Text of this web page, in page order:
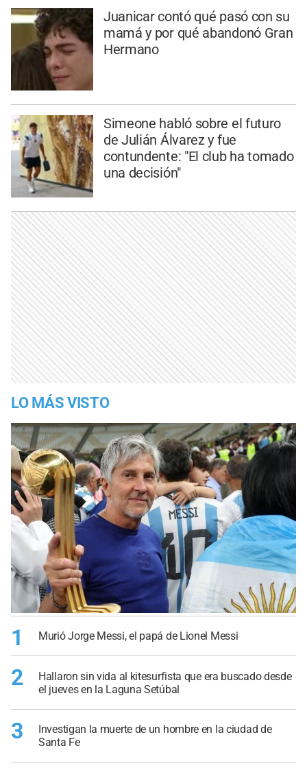
Juanicar contó qué pasó con su
mamá y por qué abandonó Gran
Hermano
Simeone habló sobre el futuro
de Julián Álvarez y fue
contundente: "El club ha tomado
una decisión"
LO MÁS VISTO
1 Murió Jorge Messi, el papá de Lionel Messi
2
Hallaron sin vida al kitesurfista que era buscado desde
el jueves en la Laguna Setúbal
3
Investigan la muerte de un hombre en la ciudad de
Santa Fe